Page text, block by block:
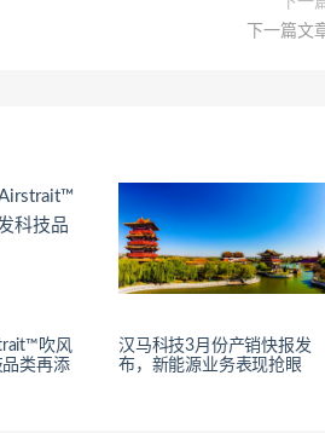
下一篇文
吹风
类再添
汉马科技3月份产销快报发
布，新能源业务表现抢眼